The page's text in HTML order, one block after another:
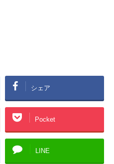
シェア
Pocket
LINE